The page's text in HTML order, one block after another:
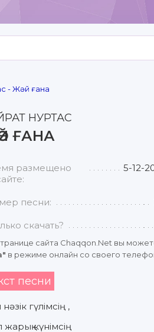
- Жәй ғана
НУРТАС
ҒАНА
размещено
5-12-
песни:
скачать?
сайта Chaqqon.Net вы
в режиме онлайн со своего
песни
гүлімсің ,
күнімсің